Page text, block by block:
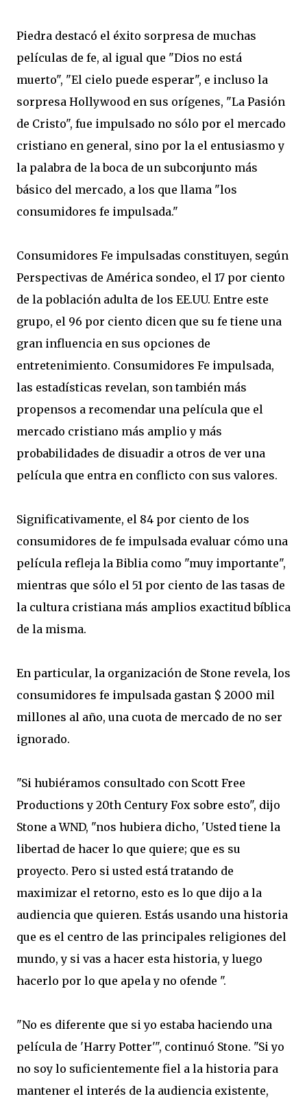
Piedra destacó el éxito sorpresa de muchas
películas de fe, al igual que "Dios no está
muerto", "El cielo puede esperar", e incluso la
sorpresa Hollywood en sus orígenes, "La Pasión
de Cristo", fue impulsado no sólo por el mercado
cristiano en general, sino por la el entusiasmo y
la palabra de la boca de un subconjunto más
básico del mercado, a los que llama "los
consumidores fe impulsada."
Consumidores Fe impulsadas constituyen, según
Perspectivas de América sondeo, el 17 por ciento
de la población adulta de los EE.UU. Entre este
grupo, el 96 por ciento dicen que su fe tiene una
gran influencia en sus opciones de
entretenimiento. Consumidores Fe impulsada,
las estadísticas revelan, son también más
propensos a recomendar una película que el
mercado cristiano más amplio y más
probabilidades de disuadir a otros de ver una
película que entra en conflicto con sus valores.
Significativamente, el 84 por ciento de los
consumidores de fe impulsada evaluar cómo una
película refleja la Biblia como "muy importante",
mientras que sólo el 51 por ciento de las tasas de
la cultura cristiana más amplios exactitud bíblica
de la misma.
En particular, la organización de Stone revela, los
consumidores fe impulsada gastan $ 2000 mil
millones al año, una cuota de mercado de no ser
ignorado.
"Si hubiéramos consultado con Scott Free
Productions y 20th Century Fox sobre esto", dijo
Stone a WND, "nos hubiera dicho, 'Usted tiene la
libertad de hacer lo que quiere; que es su
proyecto. Pero si usted está tratando de
maximizar el retorno, esto es lo que dijo a la
audiencia que quieren. Estás usando una historia
que es el centro de las principales religiones del
mundo, y si vas a hacer esta historia, y luego
hacerlo por lo que apela y no ofende ".
"No es diferente que si yo estaba haciendo una
película de 'Harry Potter'", continuó Stone. "Si yo
no soy lo suficientemente fiel a la historia para
mantener el interés de la audiencia existente,